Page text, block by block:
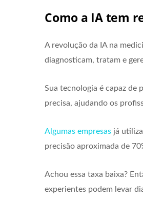
Como a IA tem
A revolução da IA na
diagnosticam, tratam e
Sua tecnologia é capaz de
precisa, ajudando os
Algumas empresas já
precisão aproximada de
Achou essa taxa baixa?
experientes podem levar